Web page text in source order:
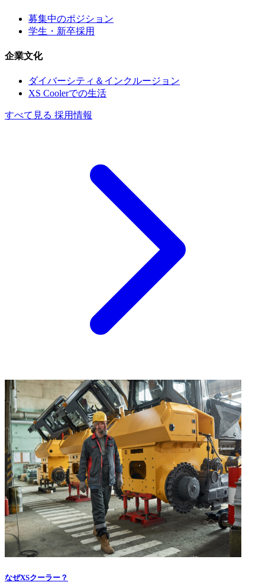
募集中のポジション
学生・新卒採用
企業文化
ダイバーシティ＆インクルージョン
XS Coolerでの生活
すべて見る 採用情報
なぜXSクーラー？